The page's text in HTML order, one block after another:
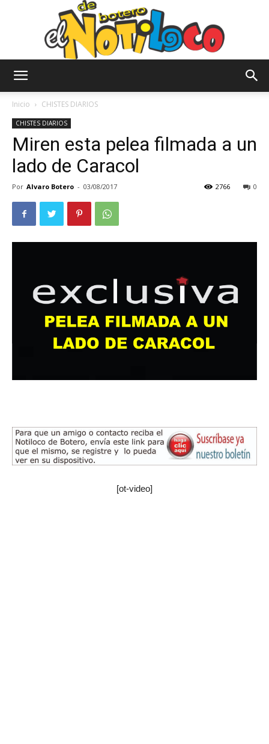
Notiloco
Inicio CHISTES DIARIOS
CHISTES DIARIOS
Miren esta pelea filmada a un
lado de Caracol
Por Alvaro Botero - 03/08/2017 0
2766
[ot-video]